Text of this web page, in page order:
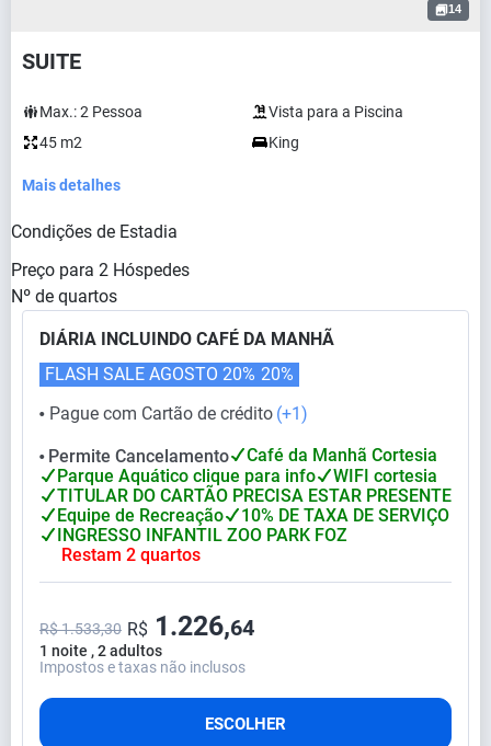
14
SUITE
Max.:2 Pessoa
Vista para a Piscina
45 m2
King
Mais detalhes
Condições de Estadia
Preço para 2 Hóspedes
Nº de quartos
DIÁRIA INCLUINDO CAFÉ DA MANHÃ
⬤ Pague com Cartão de crédito (+1)
FLASH SALE AGOSTO 20% 20%
⬤ Permite Cancelamento
Café da Manhã Cortesia
Parque Aquático clique para info
WIFI cortesia
TITULAR DO CARTÃO PRECISA ESTAR PRESENTE
Equipe de Recreação
10% DE TAXA DE SERVIÇO
INGRESSO INFANTIL ZOO PARK FOZ
Restam 2 quartos
1 noite , 2 adultos
R$ 1.533,30 R$ 1.226,64
Impostos e taxas não inclusos
ESCOLHER